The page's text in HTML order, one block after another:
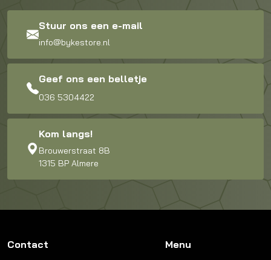
Stuur ons een e-mail
info@bykestore.nl
Geef ons een belletje
036 5304422
Kom langs!
Brouwerstraat 8B
1315 BP Almere
Contact Menu